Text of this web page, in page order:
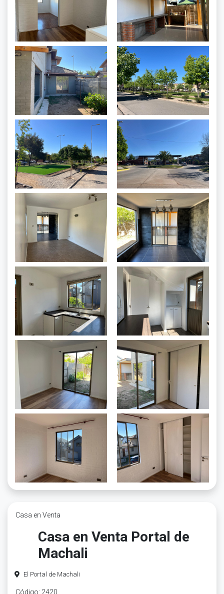
Casa en Venta
Casa en Venta Portal de
Machali
El Portal de Machali
Código: 2420